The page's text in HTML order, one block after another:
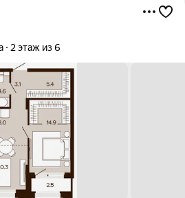
2 этаж из 6